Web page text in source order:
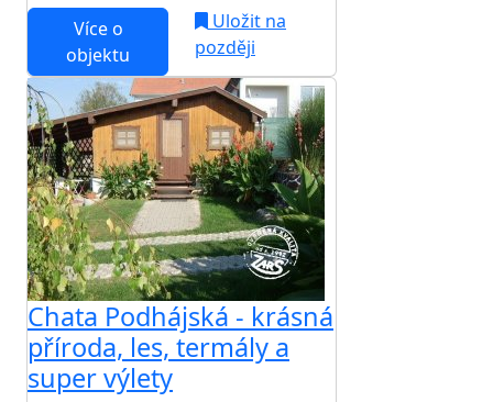
Více o
objektu
Uložit na
později
Chata Podhájská - krásná
příroda, les, termály a
super výlety